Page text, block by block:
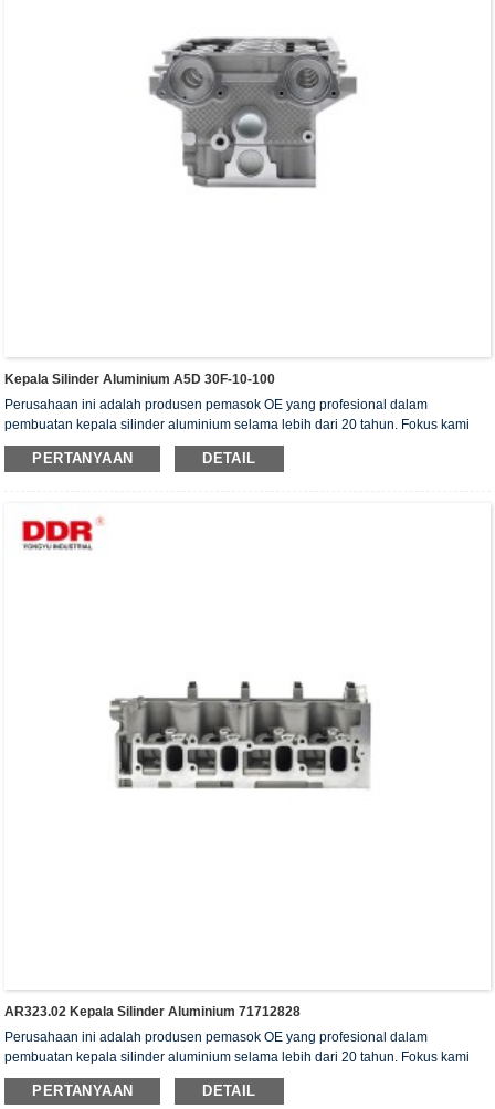
Kepala Silinder Aluminium A5D 30F-10-100
Perusahaan ini adalah produsen pemasok OE yang profesional dalam
pembuatan kepala silinder aluminium selama lebih dari 20 tahun. Fokus kami
adalah pada kualitas dan layanan. Kepala silinder kami telah memperoleh
sertifikat otentikasi ISO16949, "Kepala silinder dengan penyegelan tinggi",
PERTANYAAN DETAIL
AR323.02 Kepala Silinder Aluminium 71712828
Perusahaan ini adalah produsen pemasok OE yang profesional dalam
pembuatan kepala silinder aluminium selama lebih dari 20 tahun. Fokus kami
adalah pada kualitas dan layanan. Kepala silinder kami telah memperoleh
sertifikat otentikasi ISO16949, "Kepala silinder dengan penyegelan tinggi",
PERTANYAAN DETAIL